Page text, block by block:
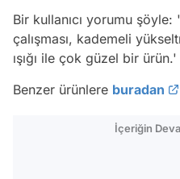
Bir kullanıcı yorumu şöyle:
çalışması, kademeli
ışığı ile çok güzel bir ürün.'
Benzer ürünlere buradan
İçeriğin